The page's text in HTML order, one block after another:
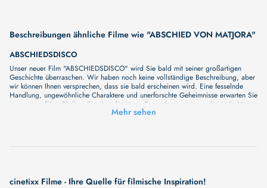
Beschreibungen ähnliche Filme wie "ABSCHIED VON MATJORA"
ABSCHIEDSDISCO
Unser neuer Film "ABSCHIEDSDISCO" wird Sie bald mit seiner großartigen
Geschichte überraschen. Wir haben noch keine vollständige Beschreibung, aber
wir können Ihnen versprechen, dass sie bald erscheinen wird. Eine fesselnde
Handlung, ungewöhnliche Charaktere und unerforschte Geheimnisse erwarten Sie
in unserem Film. Bleiben Sie dran für etwas Besonderes - wir werden jede Minute
Mehr sehen
cinetixx Filme - Ihre Quelle für filmische Inspiration!